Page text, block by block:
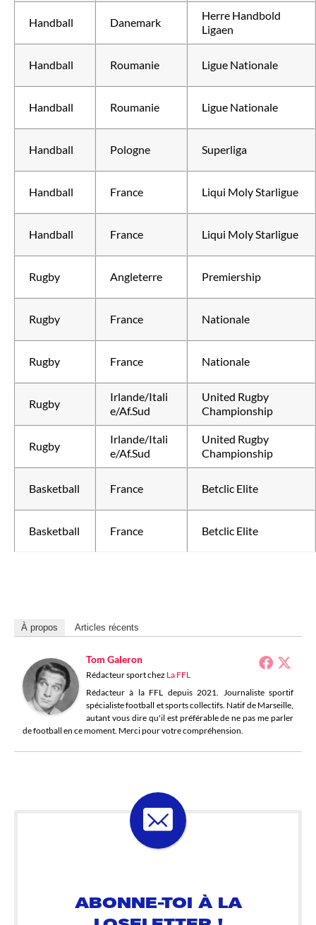
Handball Danemark
Herre Handbold
Ligaen
Handball Roumanie Ligue Nationale
Handball Roumanie Ligue Nationale
Handball Pologne Superliga
Handball France Liqui Moly Starligue
Handball France Liqui Moly Starligue
Rugby Angleterre Premiership
Rugby France Nationale
Rugby France Nationale
Rugby
Irlande/Itali
e/Af.Sud
United Rugby
Championship
Rugby
Irlande/Itali
e/Af.Sud
United Rugby
Championship
Basketball France Betclic Elite
Basketball France Betclic Elite
À propos Articles récents
Tom Galeron
Rédacteur sportchez La FFL
Rédacteur à la FFL depuis 2021. Journaliste sportif
spécialiste football et sports collectifs. Natif de Marseille,
autant vous dire qu'il est préférable de ne pas me parler
de football en ce moment. Merci pour votre compréhension.